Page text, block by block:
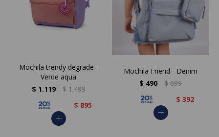
Mochila trendy degrade -
Verde aqua
$ 1.119 $ 1.499
$ 895
add
Mochila Friend - Denim
$ 490 $ 699
$ 392
add